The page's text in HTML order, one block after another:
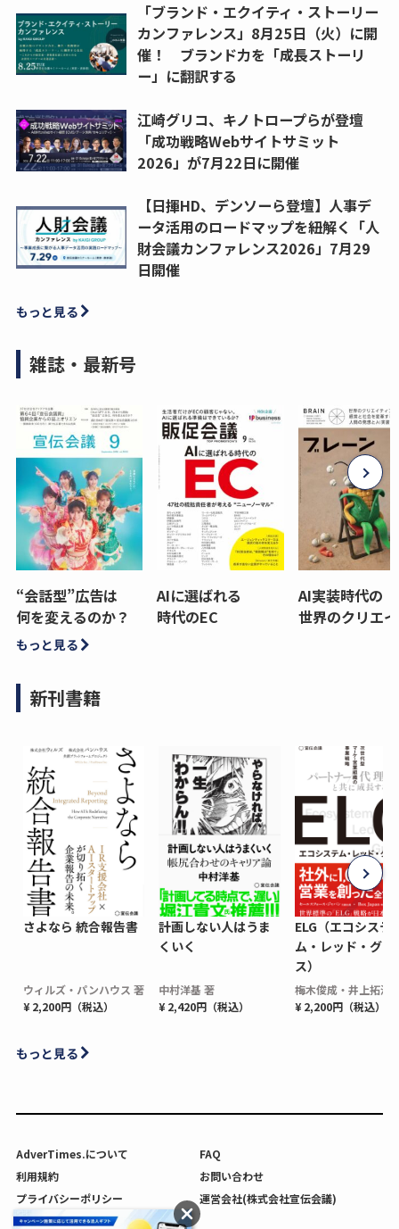
「ブランド・エクイティ・ストーリー
カンファレンス」8月25日（火）に開
催！ ブランド力を「成長ストーリ
ー」に翻訳する
江崎グリコ、キノトロープらが登壇
「成功戦略Webサイトサミット
2026」が7月22日に開催
【日揮HD、デンソーら登壇】人事デ
ータ活用のロードマップを紐解く「人
財会議カンファレンス2026」7月29
日開催
もっと見る
雑誌・最新号
“会話型”広告は
何を変えるのか？
AIに選ばれる
時代のEC
AI実装時代の
世界のクリエ
もっと見る
新刊書籍
さよなら 統合報告書
ウィルズ・パンハウス 著
¥ 2,200円（税込）
計画しない人はうま
くいく
中村洋基 著
¥ 2,420円（税込）
ELG（エコシステ
ム・レッド・グロ
ス）
梅木俊成・井上拓海
¥ 2,200円（税込）
もっと見る
AdverTimes.について
FAQ
利用規約
お問い合わせ
プライバシーポリシー
運営会社(株式会社宣伝会議)
利用者情報の外部送信について